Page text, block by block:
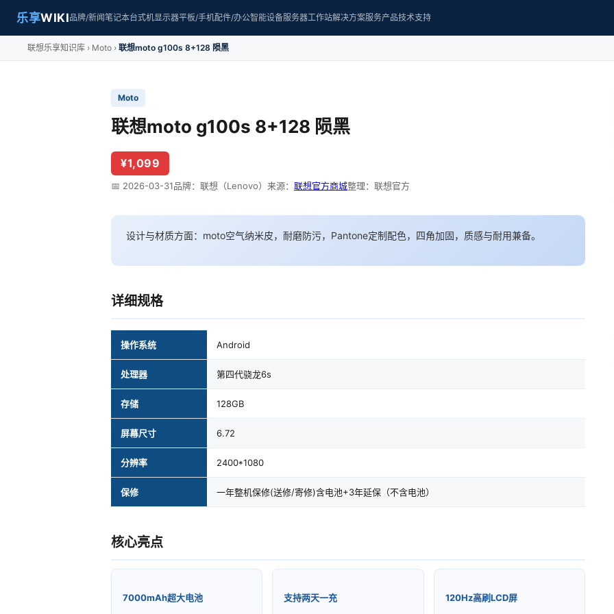
乐享WIKI品牌/新闻笔记本台式机显示器平板/手机配件/办公智能设备服务器工作站解决方案服务产品技术支持
联想乐享知识库 Moto 联想moto g100s 8+128 陨黑
Moto
联想moto g100s 8+128 陨黑
¥1,099
📅 2026-03-31品牌：联想（Lenovo） 来源： 联想官方商城整理：联想官方
设计与材质方面：moto空气纳米皮，耐磨防污，Pantone定制配色，四角加固，质感与耐用兼备。
详细规格
操作系统 Android
处理器 第四代骁龙6s
存储 128GB
屏幕尺寸 6.72
分辨率 2400*1080
保修 一年整机保修(送修/寄修)含电池+3年延保（不含电池）
核心亮点
7000mAh超大电池 支持两天一充 120Hz高刷LCD屏